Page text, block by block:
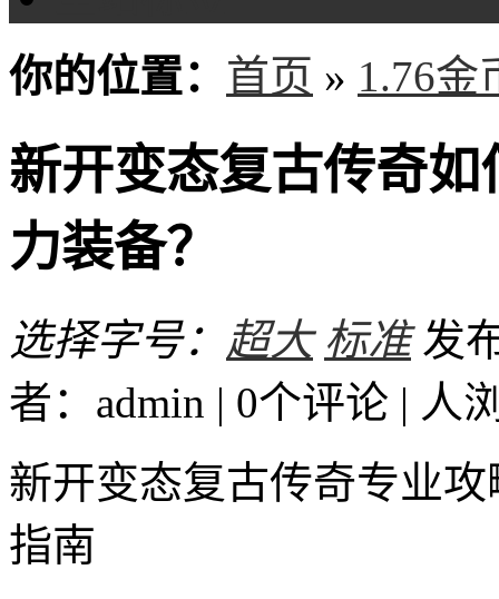
你的位置： 首页 » 1.76金
新开变态复古传奇
力装备？
选择字号： 超大 标准 发
者：admin | 0个评论 | 人
新开变态复古传奇专业
指南